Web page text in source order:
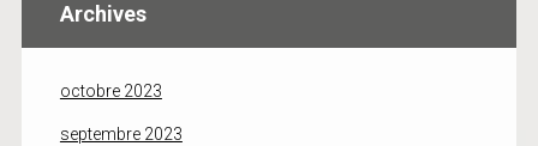
Archives
octobre 2023
septembre 2023